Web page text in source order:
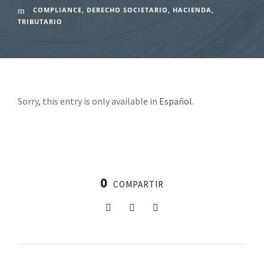
COMPLIANCE, DERECHO SOCIETARIO, HACIENDA,
TRIBUTARIO
Sorry, this entry is only available in Español.
0 COMPARTIR